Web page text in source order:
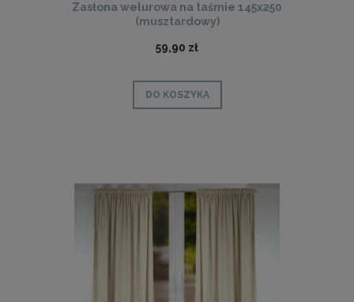
Zasłona welurowa na taśmie 145x250
(musztardowy)
59,90 zł
DO KOSZYKA